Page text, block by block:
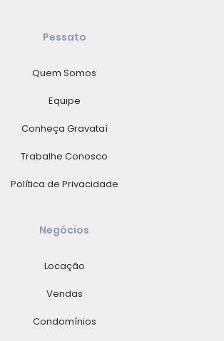
Pessato
Quem Somos
Equipe
Conheça Gravataí
Trabalhe Conosco
Política de Privacidade
Negócios
Locação
Vendas
Condomínios